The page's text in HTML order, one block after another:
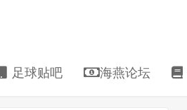
足球贴吧 海燕论坛